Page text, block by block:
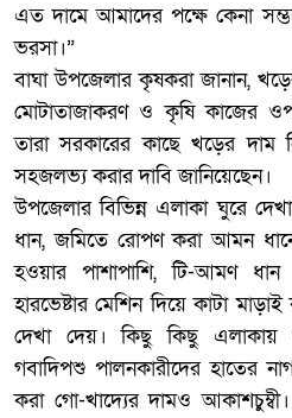
এত দামে আমাদের পক্ষে কেনা
ভরসা।”
বাঘা উপজেলার কৃষকরা জানান,
মোটাতাজাকরণ ও কৃষি কাজের
তারা সরকারের কাছে খড়ের দাম
সহজলভ্য করার দাবি জানিয়েছেন।
উপজেলার বিভিন্ন এলাকা ঘুরে
ধান, জমিতে রোপণ করা আমন
হওয়ার পাশাপাশি, টি-আমণ
হারভেষ্টার মেশিন দিয়ে কাটা
দেখা দেয়। কিছু কিছু এলাকায়
গবাদিপশু পালনকারীদের হাতের
করা গো-খাদ্যের দামও